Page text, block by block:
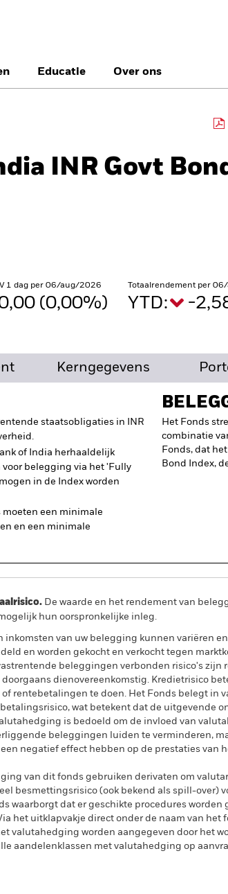
Educatie Over ons
INR Govt
1 dag per 06/aug/2026
(0,00%)
Totaalrendement per
YTD: -
Kerngegevens
staatsobligaties in INR
of India herhaaldelijk
belegging via het 'Fully
in de Index worden
moeten een minimale
en een minimale
Het Fonds
combinatie
Fonds, dat
Bond Index,
De waarde en het rendement van
hun oorspronkelijke inleg.
inkomsten van uw belegging kunnen variëren
en worden gekocht en verkocht tegen
beleggingen verbonden risico's
dienovereenkomstig. Kredietrisico
of rentebetalingen te doen. Het Fonds belegt in
wat betekent dat de uitgevende
is bedoeld om de invloed van
beleggingen luiden te verminderen,
negatief effect hebben op de prestaties van
van dit fonds gebruiken derivaten om
besmettingsrisico (ook bekend als spill-over)
waarborgt dat er geschikte procedures
het uitklapvakje direct onder de naam van
valutahedging worden aangegeven door het
aandelenklassen met valutahedging op